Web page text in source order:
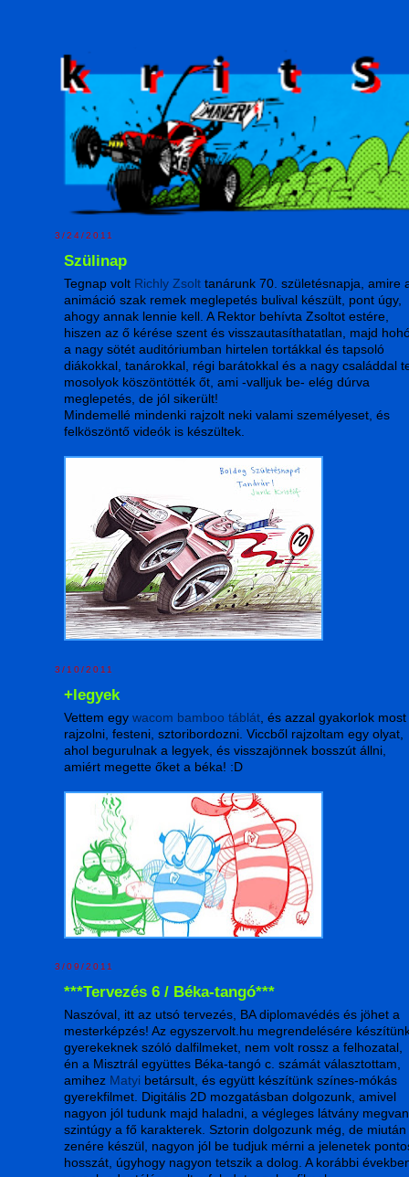
3/24/2011
Szülinap
Tegnap volt Richly Zsolt tanárunk 70. születésnapja, amire
animáció szak remek meglepetés bulival készült, pont úgy,
ahogy annak lennie kell. A Rektor behívta Zsoltot estére,
hiszen az ő kérése szent és visszautasíthatatlan, majd
a nagy sötét auditóriumban hirtelen tortákkal és tapsoló
diákokkal, tanárokkal, régi barátokkal és a nagy családdal
mosolyok köszöntötték őt, ami -valljuk be- elég dúrva
meglepetés, de jól sikerült!
Mindemellé mindenki rajzolt neki valami személyeset, és
felköszöntő videók is készültek.
3/10/2011
+legyek
Vettem egy wacom bamboo táblát , és azzal gyakorlok most
rajzolni, festeni, sztoribordozni. Viccből rajzoltam egy olyat,
ahol begurulnak a legyek, és visszajönnek bosszút állni,
amiért megette őket a béka! :D
3/09/2011
***Tervezés 6 / Béka-tangó***
Naszóval, itt az utsó tervezés, BA diplomavédés és jöhet a
mesterképzés! Az egyszervolt.hu megrendelésére
gyerekeknek szóló dalfilmeket, nem volt rossz a felhozatal,
én a Misztrál együttes Béka-tangó c. számát választottam,
amihez Matyi betársult, és együtt készítünk színes-mókás
gyerekfilmet. Digitális 2D mozgatásban dolgozunk, amivel
nagyon jól tudunk majd haladni, a végleges látvány
szintúgy a fő karakterek. Sztorin dolgozunk még, de miután
zenére készül, nagyon jól be tudjuk mérni a jelenetek
hosszát, úgyhogy nagyon tetszik a dolog. A korábbi